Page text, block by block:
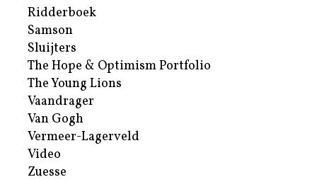
Ridderboek
Samson
Sluijters
The Hope & Optimism Portfolio
The Young Lions
Vaandrager
Van Gogh
Vermeer-Lagerveld
Video
Zuesse